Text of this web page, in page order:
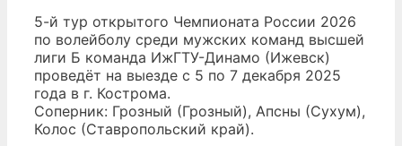
5-й тур открытого Чемпионата России 2026
по волейболу среди мужских команд высшей
лиги Б команда ИжГТУ-Динамо (Ижевск)
проведёт на выезде с 5 по 7 декабря 2025
года в г. Кострома.
Соперник: Грозный (Грозный), Апсны (Сухум),
Колос (Ставропольский край).